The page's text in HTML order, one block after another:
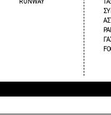
RUNWAY